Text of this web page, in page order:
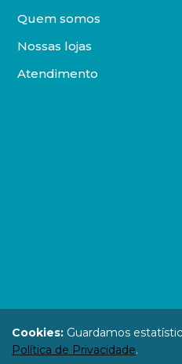
Quem somos
Nossas lojas
Atendimento
Cookies: Guardamos
Política de Privacidade.